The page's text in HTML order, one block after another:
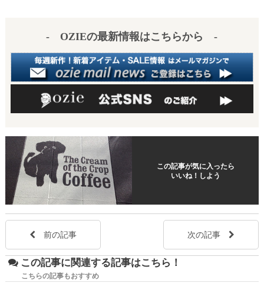
a
- OZIEの最新情報はこちらから -
この記事が気に入ったら
いいね！しよう
前の記事 次の記事
この記事に関連する記事はこちら！
こちらの記事もおすすめ